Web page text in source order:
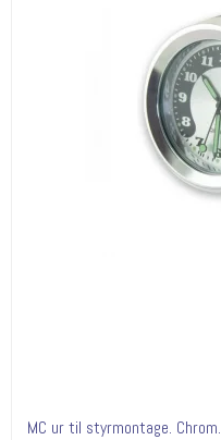
MC ur til styrmontage. Chrom.